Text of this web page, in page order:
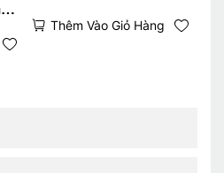
Ethernet Máy in 80mm
Thêm Vào Giỏ Hàng